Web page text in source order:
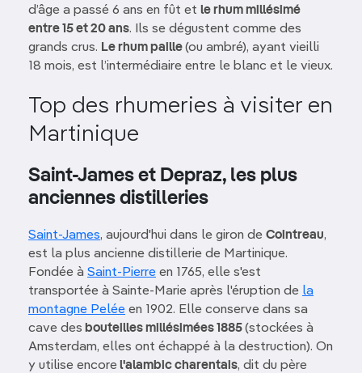
d’âge a passé 6 ans en fût et le rhum millésimé
entre 15 et 20 ans. Ils se dégustent comme des
grands crus. Le rhum paille(ou ambré), ayant vieilli
18 mois, est l’intermédiaire entre le blanc et le vieux.
Top des rhumeries à visiter en
Martinique
Saint-James et Depraz, les plus
anciennes distilleries
Saint-James, aujourd'hui dans le giron de Cointreau,
est la plus ancienne distillerie de Martinique.
Fondée à Saint-Pierre en 1765, elle s'est
transportée à Sainte-Marie après l'éruption de la
montagne Pelée en 1902. Elle conserve dans sa
cave des bouteilles millésimées 1885(stockées à
Amsterdam, elles ont échappé à la destruction). On
y utilise encorel'alambic charentais, dit du père